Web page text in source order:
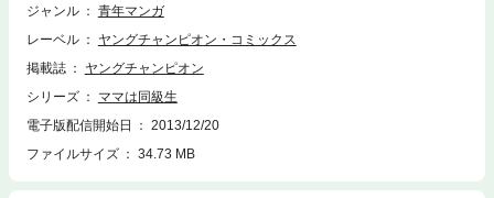
ジャンル
青年マンガ
レーベル
ヤングチャンピオン・コミックス
掲載誌
ヤングチャンピオン
シリーズ
ママは同級生
電子版配信開始日
2013/12/20
ファイルサイズ
34.73 MB